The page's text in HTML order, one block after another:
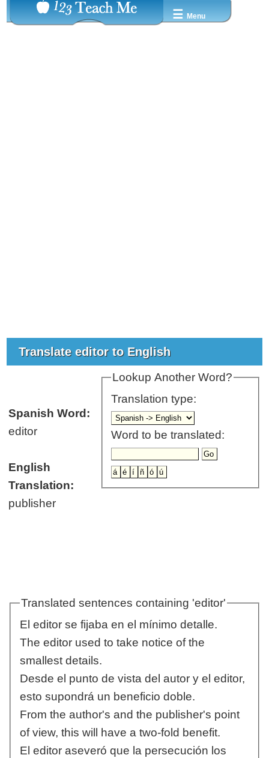
☰ Menu
Translate editor to English
Lookup Another Word?
Translation type:
Word to be translated:
Spanish Word:
editor
English
Translation:
publisher
Translated sentences containing 'editor'
El editor se fijaba en el mínimo detalle.
The editor used to take notice of the
smallest details.
Desde el punto de vista del autor y el editor,
esto supondrá un beneficio doble.
From the author's and the publisher's point
of view, this will have a two-fold benefit.
El editor aseveró que la persecución los